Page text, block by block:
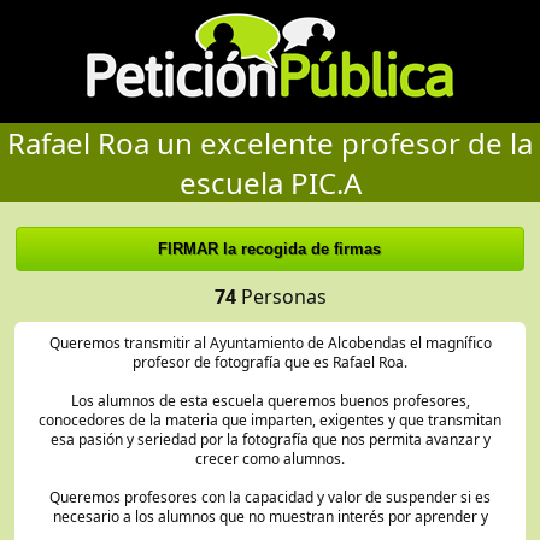
Rafael Roa un excelente profesor de la
escuela PIC.A
74Personas
Queremos transmitir al Ayuntamiento de Alcobendas el magnífico
profesor de fotografía que es Rafael Roa.
Los alumnos de esta escuela queremos buenos profesores,
conocedores de la materia que imparten, exigentes y que transmitan
esa pasión y seriedad por la fotografía que nos permita avanzar y
crecer como alumnos.
Queremos profesores con la capacidad y valor de suspender si es
necesario a los alumnos que no muestran interés por aprender y